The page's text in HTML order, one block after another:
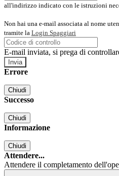
all'indirizzo indicato con le istruzioni
Non hai una e-mail associata al nome
tramite la Login Spaggiari
E-mail inviata, si prega di
Errore
Chiudi
Successo
Chiudi
Informazione
Chiudi
Attendere...
Attendere il completamento